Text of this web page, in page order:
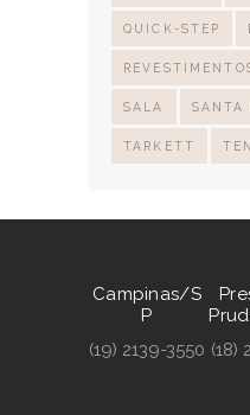
QUICK-STEP
SALA SANTA
TARKETT
Campinas/S
P
(19) 2139-3550 (18)